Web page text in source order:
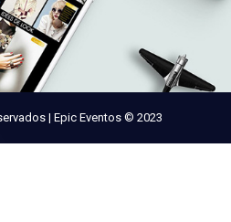
| Epic Eventos © 2023